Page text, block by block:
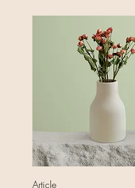
Article